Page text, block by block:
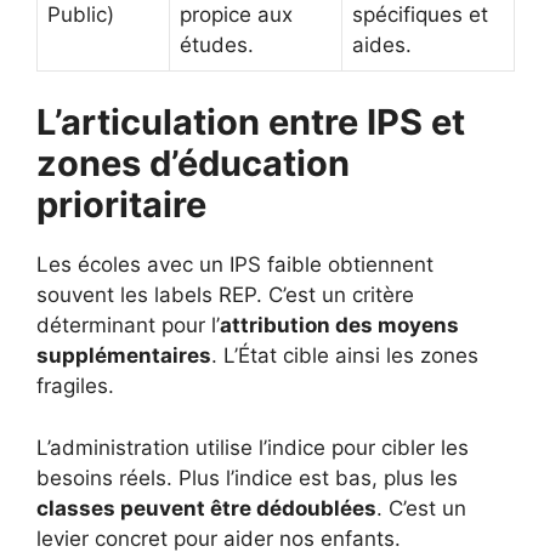
Public)
propice aux
études.
spécifiques et
aides.
L’articulation entre IPS et
zones d’éducation
prioritaire
Les écoles avec un IPS faible obtiennent
souvent les labels REP. C’est un critère
déterminant pour l’attribution des moyens
supplémentaires. L’État cible ainsi les zones
fragiles.
L’administration utilise l’indice pour cibler les
besoins réels. Plus l’indice est bas, plus les
classes peuvent être dédoublées. C’est un
levier concret pour aider nos enfants.